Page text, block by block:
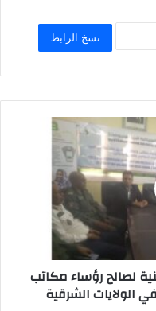
نسخ الرابط
لصالح رؤساء مكاتب
الولايات الشرقية